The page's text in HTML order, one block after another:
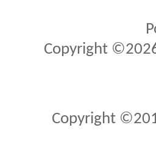
Copyright
Copyright